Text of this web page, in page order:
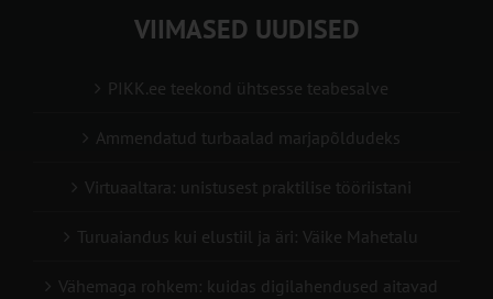
VIIMASED UUDISED
PIKK.ee teekond ühtsesse teabesalve
Ammendatud turbaalad marjapõldudeks
Virtuaaltara: unistusest praktilise tööriistani
Turuaiandus kui elustiil ja äri: Väike Mahetalu
Vähemaga rohkem: kuidas digilahendused aitavad